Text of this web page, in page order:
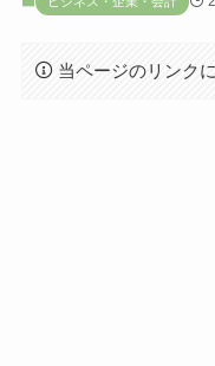
当ページのリンク